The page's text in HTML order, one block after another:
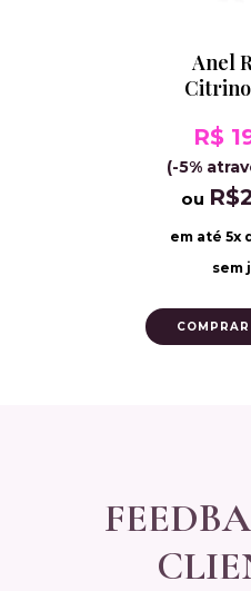
Anel
R$
(-5%
ou
em até 5x
sem
COMPRAR